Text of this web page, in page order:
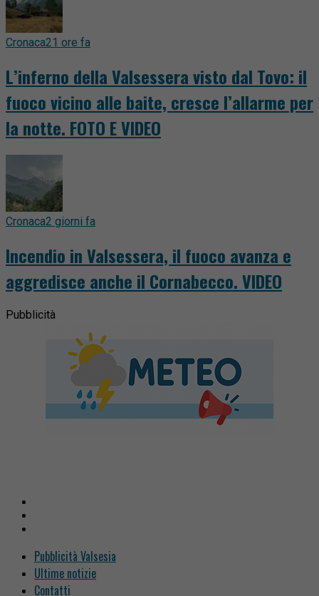
Cronaca21 ore fa
L’inferno della Valsessera visto dal Tovo: il
fuoco vicino alle baite, cresce l’allarme per
la notte. FOTO E VIDEO
Cronaca2 giorni fa
Incendio in Valsessera, il fuoco avanza e
aggredisce anche il Cornabecco. VIDEO
Pubblicità
Pubblicità Valsesia
Ultime notizie
Contatti